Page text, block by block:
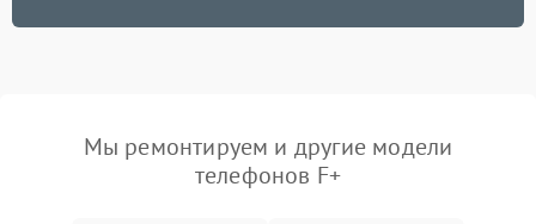
Мы ремонтируем и другие модели
телефонов F+